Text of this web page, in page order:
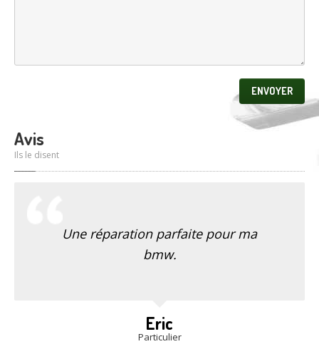
Avis
Ils le disent
Une réparation parfaite pour ma
bmw.
Eric
Particulier